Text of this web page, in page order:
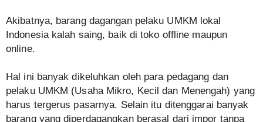
Akibatnya, barang dagangan pelaku UMKM lokal
Indonesia kalah saing, baik di toko offline maupun
online.
Hal ini banyak dikeluhkan oleh para pedagang dan
pelaku UMKM (Usaha Mikro, Kecil dan Menengah) yang
harus tergerus pasarnya. Selain itu ditenggarai banyak
barang yang diperdagangkan berasal dari impor tanpa